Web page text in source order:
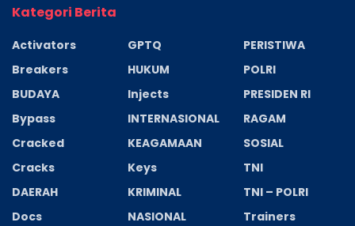
Kategori Berita
Activators
Breakers
BUDAYA
Bypass
Cracked
Cracks
DAERAH
Docs
GPTQ
HUKUM
Injects
INTERNASIONAL
KEAGAMAAN
Keys
KRIMINAL
NASIONAL
PERISTIWA
POLRI
PRESIDEN RI
RAGAM
SOSIAL
TNI
TNI – POLRI
Trainers